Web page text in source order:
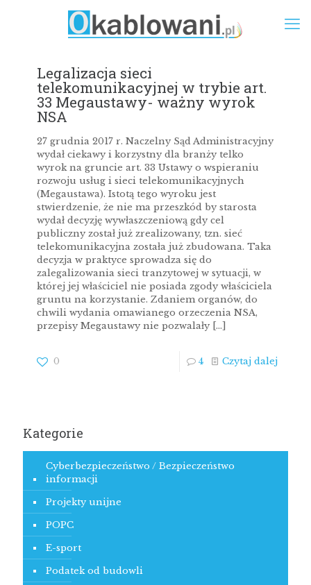
Legalizacja sieci
telekomunikacyjnej w trybie art.
33 Megaustawy- ważny wyrok
NSA
27 grudnia 2017 r. Naczelny Sąd Administracyjny
wydał ciekawy i korzystny dla branży telko
wyrok na gruncie art. 33 Ustawy o wspieraniu
rozwoju usług i sieci telekomunikacyjnych
(Megaustawa). Istotą tego wyroku jest
stwierdzenie, że nie ma przeszkód by starosta
wydał decyzję wywłaszczeniową gdy cel
publiczny został już zrealizowany, tzn. sieć
telekomunikacyjna została już zbudowana. Taka
decyzja w praktyce sprowadza się do
zalegalizowania sieci tranzytowej w sytuacji, w
której jej właściciel nie posiada zgody właściciela
gruntu na korzystanie. Zdaniem organów, do
chwili wydania omawianego orzeczenia NSA,
przepisy Megaustawy nie pozwalały […]
0 4 Czytaj dalej
Kategorie
Cyberbezpieczeństwo / Bezpieczeństwo
informacji
Projekty unijne
POPC
E-sport
Podatek od budowli